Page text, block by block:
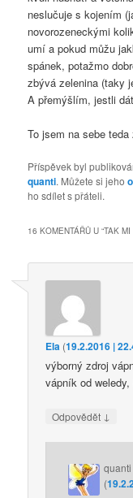
neslučuje s kojením
novorozeneckými
umí a pokud můžu
spánek, potažmo
zbývá zelenina (taky
A přemýšlím, jestli
To jsem na sebe teda
Příspěvek byl
quanti. Můžete si jeho
ho sdílet s přáteli.
16 KOMENTÁŘŮ U “TAK
Ela (19.2.2016 |
výborný zdroj
vápník od
Odpovědět ↓
quanti
(